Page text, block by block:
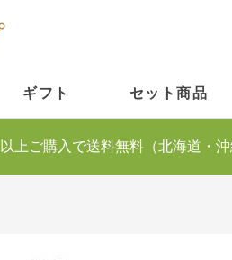
ギフト セット商品
以上ご購入で送料無料（北海道・沖